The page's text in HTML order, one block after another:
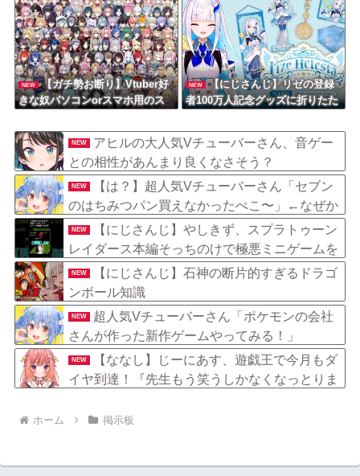
着！
NEW
【ガチ勢お断り】Vtuber好
きな奴パソコンorスマホ用のス
いの教えてくれ
NEW
【にじさんじ】リゼの登録
者100万人記念グッズに折りたた
降りそう』
NEW
アヒルの大人気Vチューバーさん、音ゲー
との相性があんまり良くなさそう？
NEW
【は？】超人気Vチューバーさん「セブン
のはちみつパン買えなかったぺこ〜」←なぜか
叩かれてしまう……
NEW
【にじさんじ】やしきず、スプラトゥーン
レイダース本編そっちのけで極悪ミニゲームを
極めようとする
NEW
【にじさんじ】石神の断片的すぎるドラゴ
ンボール知識
NEW
超人気Vチューバーさん「ポケモンの会社
さんが作った新作ゲームやってみる！」
NEW
【ななし】じーにあす、遊戯王で今月もダ
イヤ到達！『先生もう笑うしかなくなっとりま
しまった』
ホーム 掲示板